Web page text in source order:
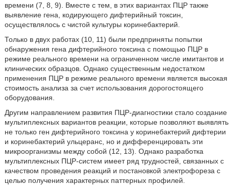
времени (7, 8, 9). Вместе с тем, в этих вариантах ПЦР также
выявление гена, кодирующего дифтерийный токсин,
осуществлялось с чистой культуры коринебактерий.
Только в двух работах (10, 11) были предприняты попытки
обнаружения гена дифтерийного токсина с помощью ПЦР в
режиме реального времени на ограниченном числе имитантов и
клинических образцов. Однако существенным недостатком
применения ПЦР в режиме реального времени является высокая
стоимость анализа за счет использования дорогостоящего
оборудования.
Другим направлением развития ПЦР-диагностики стало создание
мультиплексных вариантов реакции, которые позволяют выявлять
не только ген дифтерийного токсина у коринебактерий дифтерии
и коринебактерий ульцеранс, но и дифференцировать эти
микроорганизмы между собой (12, 13). Однако разработка
мультиплексных ПЦР-систем имеет ряд трудностей, связанных с
качеством проведения реакций и постановкой электрофореза с
целью получения характерных паттерных профилей.